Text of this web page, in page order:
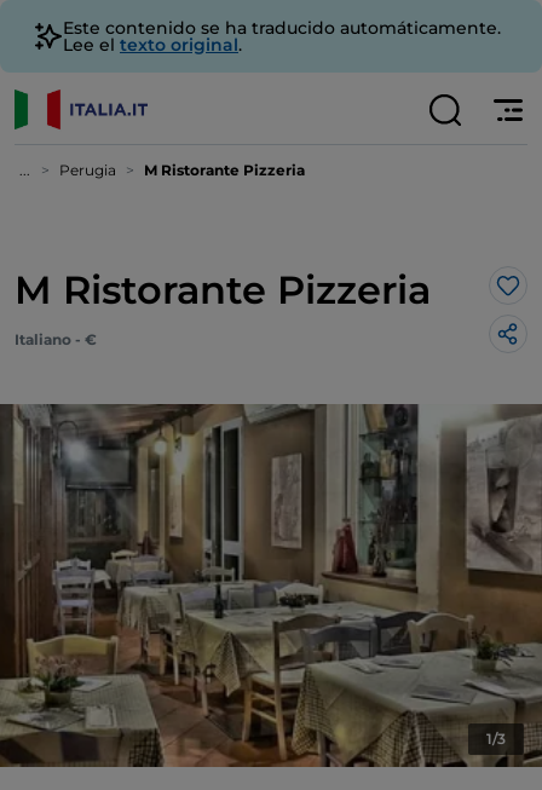
Este contenido se ha traducido automáticamente.
Lee el texto original.
... Perugia M Ristorante Pizzeria
M Ristorante Pizzeria Me
Italiano - €
1/3